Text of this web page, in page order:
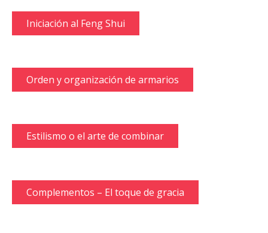
Iniciación al Feng Shui
Orden y organización de armarios
Estilismo o el arte de combinar
Complementos – El toque de gracia